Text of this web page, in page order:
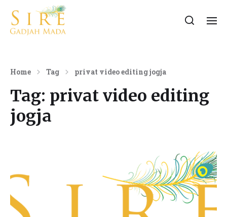
Home Tag privat video editing jogja
Tag: privat video editing
jogja